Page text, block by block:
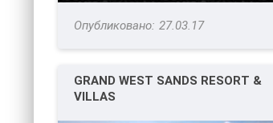
27.03.17
GRAND WEST SANDS RESORT &
VILLAS